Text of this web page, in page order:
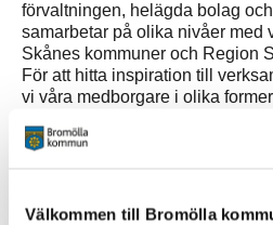
Välkommen till Bromölla
förvaltningen, helägda bolag
samarbetar på olika nivåer med
Skånes kommuner och Region
För att hitta inspiration till
vi våra medborgare i olika